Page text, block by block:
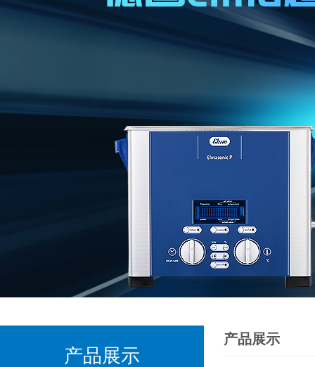
产品展示
产品展示